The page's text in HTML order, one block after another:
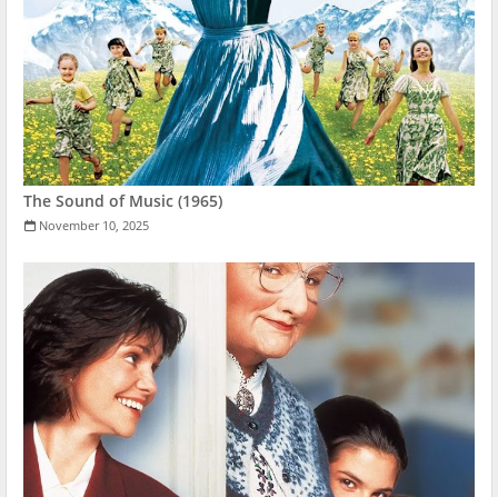
The Sound of Music (1965)
November 10, 2025